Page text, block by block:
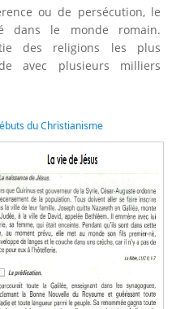
ou de persécution, le
dans le monde romain.
des religions les plus
avec plusieurs milliers
du Christianisme